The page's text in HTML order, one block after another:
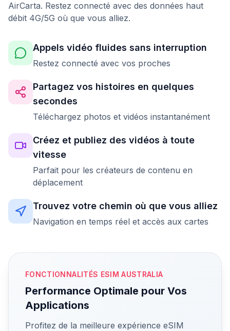
AirCarta. Restez connecté avec des données haut
débit 4G/5G où que vous alliez.
Appels vidéo fluides sans interruption
Restez connecté avec vos proches
Partagez vos histoires en quelques
secondes
Téléchargez photos et vidéos instantanément
Créez et publiez des vidéos à toute
vitesse
Parfait pour les créateurs de contenu en
déplacement
Trouvez votre chemin où que vous alliez
Navigation en temps réel et accès aux cartes
FONCTIONNALITÉS ESIM AUSTRALIA
Performance Optimale pour Vos
Applications
Profitez de la meilleure expérience eSIM